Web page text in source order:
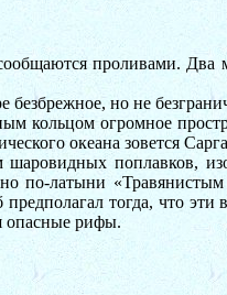
проливами. Два
но не
кольцом огромное
океана зовется
шаровидных поплавков,
по-латыни
тогда, что эти
опасные рифы.